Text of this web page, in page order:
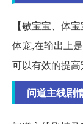
【敏宝宝、体
体宠,在输出上
可以有效的提高
问道主线剧